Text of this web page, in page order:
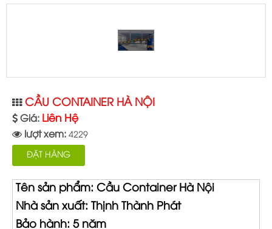
CẦU CONTAINER HÀ NỘI
Giá: Liên Hệ
lượt xem: 4229
ĐẶT HÀNG
Tên sản phẩm: Cầu Container Hà Nội
Nhà sản xuất: Thịnh Thành Phát
Bảo hành: 5 năm